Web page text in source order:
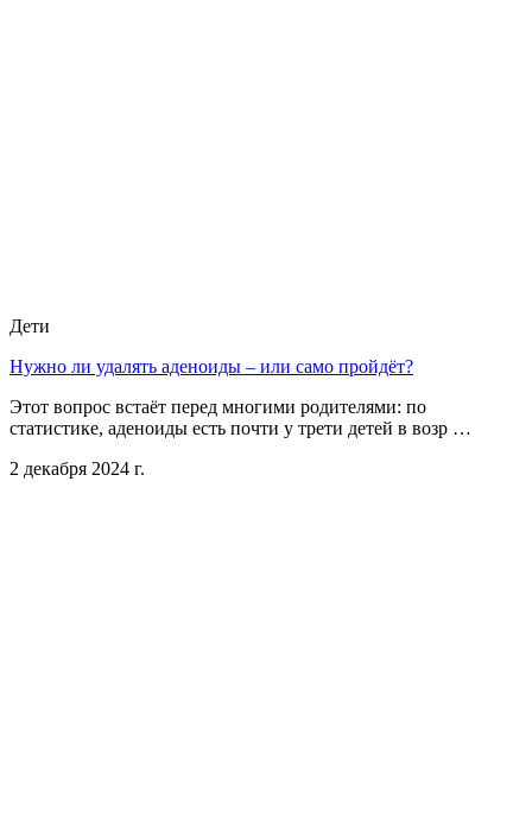
Дети
Нужно ли удалять аденоиды – или само пройдёт?
Этот вопрос встаёт перед многими родителями: по
статистике, аденоиды есть почти у трети детей в возр …
2 декабря 2024 г.